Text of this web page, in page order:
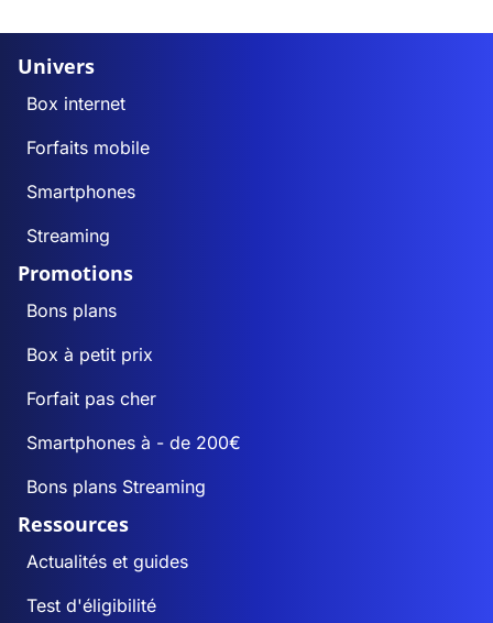
Univers
Box internet
Forfaits mobile
Smartphones
Streaming
Promotions
Bons plans
Box à petit prix
Forfait pas cher
Smartphones à - de 200€
Bons plans Streaming
Ressources
Actualités et guides
Test d'éligibilité